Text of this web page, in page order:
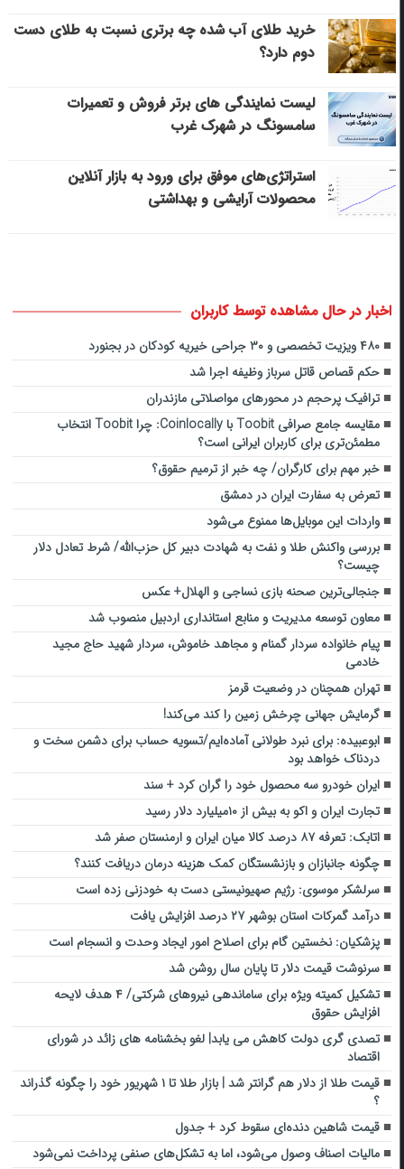
خرید طلای آب شده چه برتری نسبت به طلای دست
دوم دارد؟
لیست نمایندگی های برتر فروش و تعمیرات
سامسونگ در شهرک غرب
استراتژی‌های موفق برای ورود به بازار آنلاین
محصولات آرایشی و بهداشتی
اخبار در حال مشاهده توسط کاربران
۴۸۰ ویزیت تخصصی و ۳۰ جراحی خیریه کودکان در بجنورد
حکم قصاص قاتل سرباز وظیفه اجرا شد
ترافیک پرحجم در محورهای مواصلاتی مازندران
مقایسه جامع صرافی Toobit با Coinlocally: چرا Toobit انتخاب
مطمئن‌تری برای کاربران ایرانی است؟
خبر مهم برای کارگران/ چه خبر از ترمیم حقوق‌؟
تعرض به سفارت ایران در دمشق
واردات این موبایل‌ها ممنوع می‌شود
بررسی واکنش طلا و نفت به شهادت دبیر کل حزب‌الله/ شرط تعادل دلار
چیست؟
جنجالی‌ترین صحنه بازی نساجی و الهلال+ عکس
معاون توسعه مدیریت و منابع استانداری اردبیل منصوب شد
پیام خانواده سردار گمنام و مجاهد خاموش، سردار شهید حاج مجید
خادمی
تهران همچنان در وضعیت قرمز
گرمایش جهانی چرخش زمین را کند می‌کند!
ابوعبیده: برای نبرد طولانی آماده‌ایم/تسویه حساب برای دشمن سخت و
دردناک خواهد بود
ایران خودرو سه محصول خود را گران کرد + سند
تجارت ایران و اکو به بیش از ۱۰میلیارد دلار رسید
اتابک: تعرفه ۸۷ درصد کالا میان ایران و ارمنستان صفر شد
چگونه جانبازان و بازنشستگان کمک هزینه درمان دریافت کنند؟
سرلشکر موسوی: رژیم صهیونیستی دست به خودزنی زده است
درآمد گمرکات استان بوشهر ۲۷ درصد افزایش یافت
پزشکیان: نخستین گام برای اصلاح امور ایجاد وحدت و انسجام است
سرنوشت قیمت دلار تا پایان سال روشن شد
تشکیل کمیته ویژه برای ساماندهی نیروهای شرکتی/ ۴ هدف لایحه
افزایش حقوق
تصدی گری دولت کاهش می یابد| لغو بخشنامه های زائد در شورای
اقتصاد
قیمت طلا از دلار هم گرانتر شد | بازار طلا تا ۱ شهریور خود را چگونه گذراند
؟
قیمت شاهین دنده‌ای سقوط کرد + جدول
مالیات اصناف وصول می‌شود، اما به تشکل‌های صنفی پرداخت نمی‌شود